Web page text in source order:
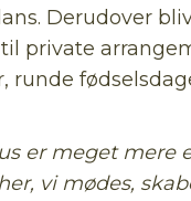
Derudover
private
runde
er meget mere
vi mødes,